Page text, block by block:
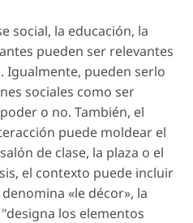
social, la educación, la
pueden ser relevantes
Igualmente, pueden serlo
sociales como ser
o no. También, el
puede moldear el
de clase, la plaza o el
el contexto puede incluir
«le décor», la
los elementos